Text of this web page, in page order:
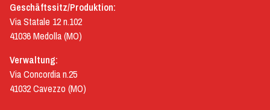
Geschäftssitz/Produktion:
Via Statale 12 n.102
41036 Medolla (MO)
Verwaltung:
Via Concordia n.25
41032 Cavezzo (MO)